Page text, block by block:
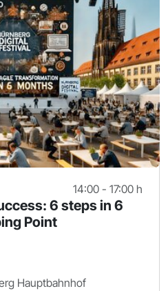
14:00 - 17:00 h
6 steps in 6
Point
Hauptbahnhof